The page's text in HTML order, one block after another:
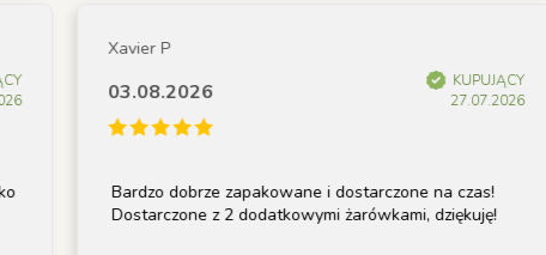
Xavier P
03.08.2026
KUPUJĄCY
27.07.2026
Bardzo dobrze zapakowane i dostarczone na czas!
Dostarczone z 2 dodatkowymi żarówkami, dziękuję!